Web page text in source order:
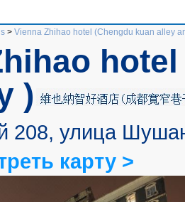
> Vienna Zhihao hotel (Chengdu kuan alley
)
208, улица
карту >